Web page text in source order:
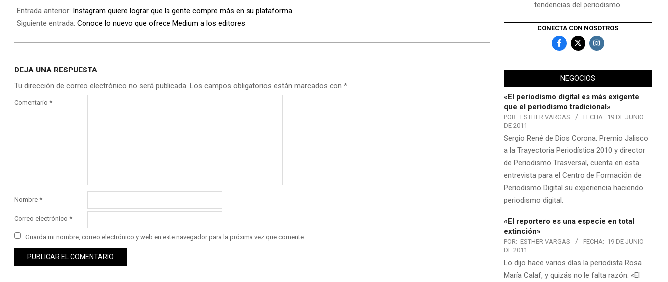
Entrada anterior: Instagram quiere lograr que la gente compre más en su plataforma
Siguiente entrada: Conoce lo nuevo que ofrece Medium a los editores
DEJA UNA RESPUESTA
Tu dirección de correo electrónico no será publicada. Los campos obligatorios están marcados con *
Comentario *
Nombre *
Correo electrónico *
Guarda mi nombre, correo electrónico y web en este navegador para la próxima vez que comente.
tendencias del periodismo.
CONECTA CON NOSOTROS
NEGOCIOS
«El periodismo digital es más exigente
que el periodismo tradicional»
POR: ESTHER VARGAS FECHA: 19 DE JUNIO
DE 2011
Sergio René de Dios Corona, Premio Jalisco
a la Trayectoria Periodística 2010 y director
de Periodismo Trasversal, cuenta en esta
entrevista para el Centro de Formación de
Periodismo Digital su experiencia haciendo
periodismo digital.
«El reportero es una especie en total
extinción»
POR: ESTHER VARGAS FECHA: 19 DE JUNIO
DE 2011
Lo dijo hace varios días la periodista Rosa
María Calaf, y quizás no le falta razón. «El